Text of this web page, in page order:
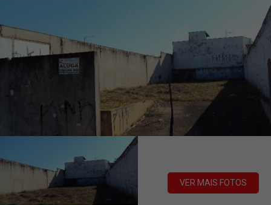
VER MAIS FOTOS